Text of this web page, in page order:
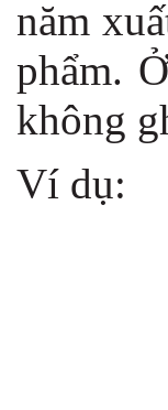
năm
phẩm.
không
Ví dụ: